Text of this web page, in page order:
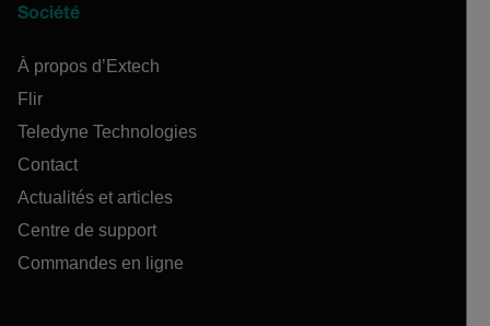
Société
À propos d’Extech
Flir
Teledyne Technologies
Contact
Actualités et articles
Centre de support
Commandes en ligne